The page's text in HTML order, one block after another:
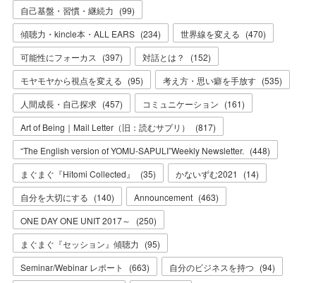
自己基盤・習慣・継続力 (99)
傾聴力・kincle本・ALL EARS (234) 世界線を変える (470)
可能性にフォーカス
(397) 対話とは？ (152)
モヤモヤから視点を変える (95) 考え方・思い癖を手放す (535)
人間成長・自己探求 (457) コミュニケーション (161)
Art of Being｜Mail Letter（旧：読むサプリ）
(817)
“The English version of YOMU-SAPULI”Weekly Newsletter. (448)
まぐまぐ『Hitomi Collected』
(35) かないずむ2021 (14)
自分を大切にする (140) Announcement (463)
ONE DAY ONE UNIT 2017～
(250)
まぐまぐ『セッション』傾聴力 (95)
Seminar/Webinar レポート
(663) 自分のビジネスを持つ (94)